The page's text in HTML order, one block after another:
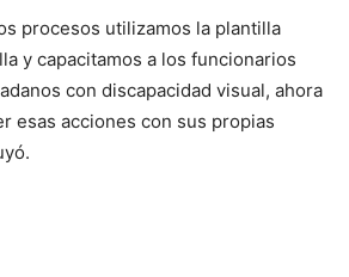
procesos utilizamos la plantilla
y capacitamos a los funcionarios
con discapacidad visual, ahora
esas acciones con sus propias